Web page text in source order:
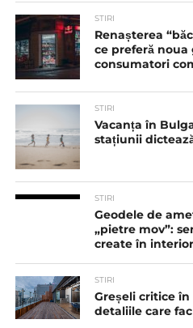
STIRI
Renașterea
ce preferă noua
consumatori
STIRI
Vacanța în
stațiunii
STIRI
Geodele de
„pietre mov”:
create în
STIRI
Greșeli critice
detaliile care